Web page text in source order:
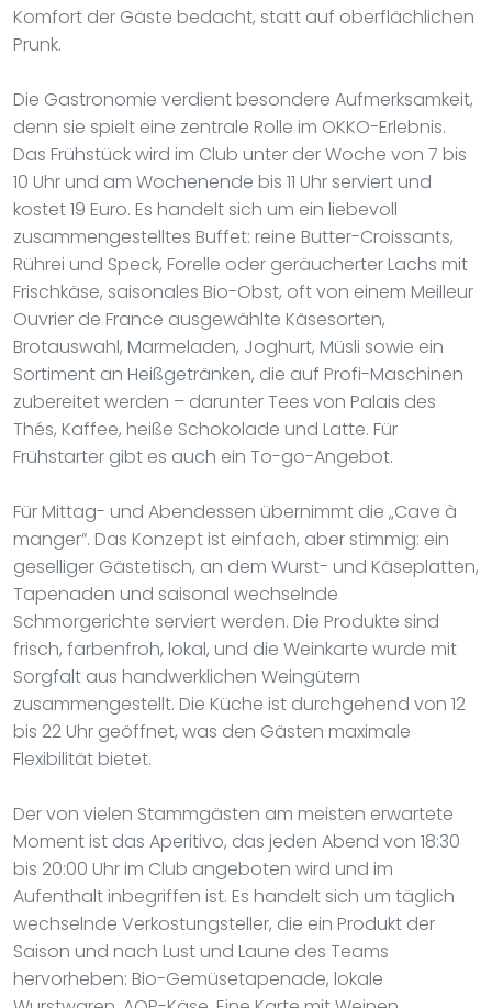
Komfort der Gäste bedacht, statt auf oberflächlichen
Prunk.
Die Gastronomie verdient besondere Aufmerksamkeit,
denn sie spielt eine zentrale Rolle im OKKO-Erlebnis.
Das Frühstück wird im Club unter der Woche von 7 bis
10 Uhr und am Wochenende bis 11 Uhr serviert und
kostet 19 Euro. Es handelt sich um ein liebevoll
zusammengestelltes Buffet: reine Butter-Croissants,
Rührei und Speck, Forelle oder geräucherter Lachs mit
Frischkäse, saisonales Bio-Obst, oft von einem Meilleur
Ouvrier de France ausgewählte Käsesorten,
Brotauswahl, Marmeladen, Joghurt, Müsli sowie ein
Sortiment an Heißgetränken, die auf Profi-Maschinen
zubereitet werden – darunter Tees von Palais des
Thés, Kaffee, heiße Schokolade und Latte. Für
Frühstarter gibt es auch ein To-go-Angebot.
Für Mittag- und Abendessen übernimmt die „Cave à
manger“. Das Konzept ist einfach, aber stimmig: ein
geselliger Gästetisch, an dem Wurst- und Käseplatten,
Tapenaden und saisonal wechselnde
Schmorgerichte serviert werden. Die Produkte sind
frisch, farbenfroh, lokal, und die Weinkarte wurde mit
Sorgfalt aus handwerklichen Weingütern
zusammengestellt. Die Küche ist durchgehend von 12
bis 22 Uhr geöffnet, was den Gästen maximale
Flexibilität bietet.
Der von vielen Stammgästen am meisten erwartete
Moment ist das Aperitivo, das jeden Abend von 18:30
bis 20:00 Uhr im Club angeboten wird und im
Aufenthalt inbegriffen ist. Es handelt sich um täglich
wechselnde Verkostungsteller, die ein Produkt der
Saison und nach Lust und Laune des Teams
hervorheben: Bio-Gemüsetapenade, lokale